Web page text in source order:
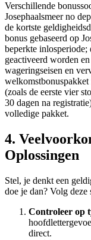
Verschillende
Josephaalsmeer no
de kortste
bonus gebaseerd op
beperkte inlosperiode;
geactiveerd worden
wageringseisen en
welkomstbonuspakket
(zoals de eerste vier
30 dagen na
volledige pakket.
4.
Oplossingen
Stel, je denkt een
doe je dan? Volg deze
Controleer op
direct.